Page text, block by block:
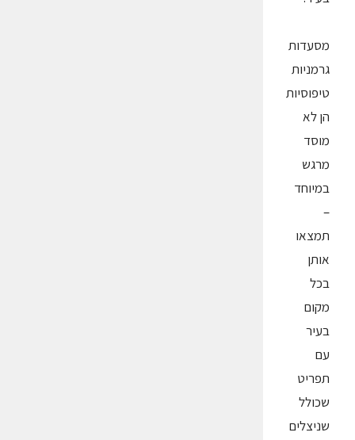
מסעדות
גרמניות
טיפוסיות
הן לא
מוסד
מרגש
במיוחד
–
תמצאו
אותן
בכל
מקום
בעיר
עם
תפריט
שכולל
שניצלים